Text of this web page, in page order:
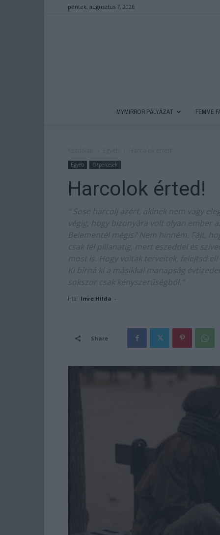
péntek, augusztus 7, 2026
MYMIRROR PÁLYÁZAT FEMME
Egyéb Ötpercesek
Harcolok érted!
“ Sose harcolj azért, akinek nem vagy
végig, hogy bizonyára volt olyan ember
Belementél mégis? Nem hinném. Fájt,
csak fél pillanatig, mert eszeddel és
most is. Hogy voltak terveitek, felejtsd
Ki bírná ki a másikkal manapság
sokszor csak kényszerűségből.”
Írta: Imre Hilda -
Share